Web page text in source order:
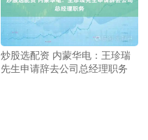
炒股选配资 内蒙华电：王珍瑞
先生申请辞去公司总经理职务